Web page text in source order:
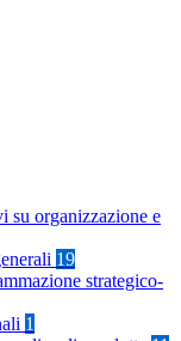
su organizzazione e
19
strategico-
1